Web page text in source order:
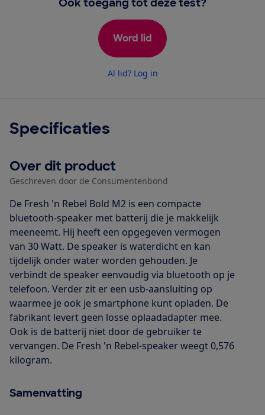
Word lid
Al lid? Log in
Specificaties
Over dit product
Geschreven door de Consumentenbond
De Fresh 'n Rebel Bold M2 is een compacte
bluetooth-speaker met batterij die je makkelijk
meeneemt. Hij heeft een opgegeven vermogen
van 30 Watt. De speaker is waterdicht en kan
tijdelijk onder water worden gehouden. Je
verbindt de speaker eenvoudig via bluetooth op je
telefoon. Verder zit er een usb-aansluiting op
waarmee je ook je smartphone kunt opladen. De
fabrikant levert geen losse oplaadadapter mee.
Ook is de batterij niet door de gebruiker te
vervangen. De Fresh 'n Rebel-speaker weegt 0,576
kilogram.
Samenvatting